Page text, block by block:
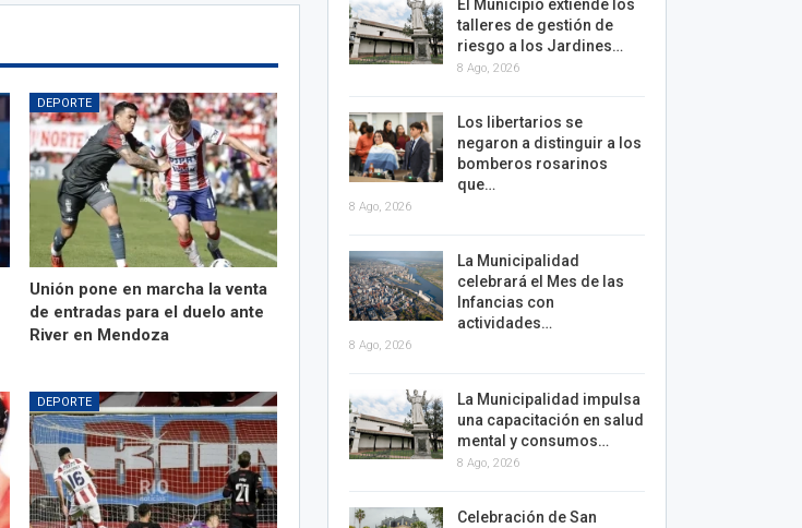
DEPORTE
Unión pone en marcha la venta
de entradas para el duelo ante
River en Mendoza
DEPORTE
El Municipio extiende los
talleres de gestión de
riesgo a los Jardines…
8 Ago, 2026
Los libertarios se
negaron a distinguir a los
bomberos rosarinos
que…
8 Ago, 2026
La Municipalidad
celebrará el Mes de las
Infancias con
actividades…
8 Ago, 2026
La Municipalidad impulsa
una capacitación en salud
mental y consumos…
8 Ago, 2026
Celebración de San